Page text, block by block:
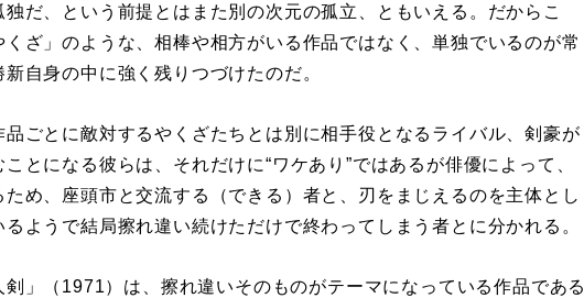
だ、という前提とはまた別の次元の孤立、ともいえる。だからこ
ざ」のような、相棒や相方がいる作品ではなく、単独でいるのが常
自身の中に強く残りつづけたのだ。
品ごとに敵対するやくざたちとは別に相手役となるライバル、剣豪が
とになる彼らは、それだけに“ワケあり”ではあるが俳優によって、
め、座頭市と交流する（できる）者と、刃をまじえるのを主体とし
ようで結局擦れ違い続けただけで終わってしまう者とに分かれる。
」（1971）は、擦れ違いそのものがテーマになっている作品である